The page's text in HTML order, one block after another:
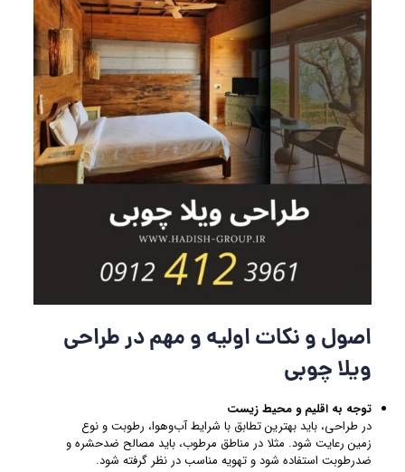
اصول و نکات اولیه و مهم در طراحی
ویلا چوبی
توجه به اقلیم و محیط زیست
در طراحی، باید بهترین تطابق با شرایط آب‌وهوا، رطوبت و نوع
زمین رعایت شود. مثلا در مناطق مرطوب، باید مصالح ضدحشره و
ضدرطوبت استفاده شود و تهویه مناسب در نظر گرفته شود.